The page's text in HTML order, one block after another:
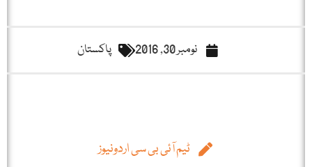
نومبر 30, 2016 پاکستان
ٹیم آئی بی سی اردونیوز